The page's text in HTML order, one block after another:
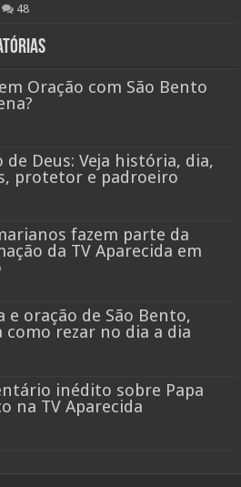
48
Oração com São Bento
de Deus: Veja história, dia,
protetor e padroeiro
fazem parte da
da TV Aparecida em
e oração de São Bento,
como rezar no dia a dia
inédito sobre Papa
na TV Aparecida